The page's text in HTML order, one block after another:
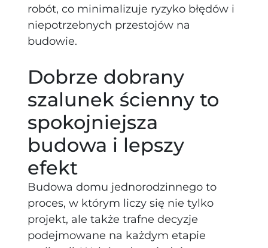
robót, co minimalizuje ryzyko błędów i
niepotrzebnych przestojów na
budowie.
Dobrze dobrany
szalunek ścienny to
spokojniejsza
budowa i lepszy
efekt
Budowa domu jednorodzinnego to
proces, w którym liczy się nie tylko
projekt, ale także trafne decyzje
podejmowane na każdym etapie